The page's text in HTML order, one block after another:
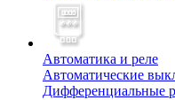
Автоматика и реле
Автоматические
Дифференциальные